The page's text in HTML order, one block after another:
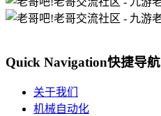
Quick Navigation快捷导航
关于我们
机械自动化